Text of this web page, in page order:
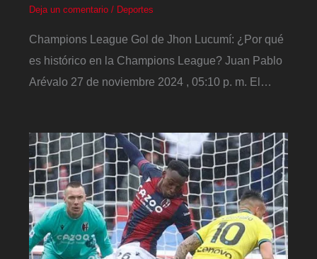
Deja un comentario / Deportes
Champions League Gol de Jhon Lucumí: ¿Por qué
es histórico en la Champions League? Juan Pablo
Arévalo 27 de noviembre 2024 , 05:10 p. m. El…